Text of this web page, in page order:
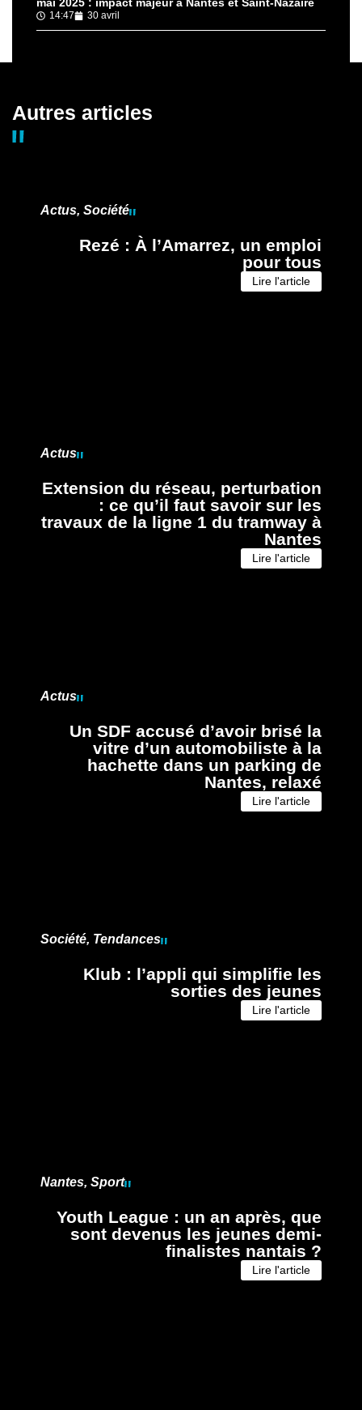
mai 2025 : impact majeur à Nantes et Saint-Nazaire
14:47 30 avril
Autres articles
Actus, Société
Rezé : À l’Amarrez, un emploi
pour tous
Lire l'article
Actus
Extension du réseau, perturbation
: ce qu’il faut savoir sur les
travaux de la ligne 1 du tramway à
Nantes
Lire l'article
Actus
Un SDF accusé d’avoir brisé la
vitre d’un automobiliste à la
hachette dans un parking de
Nantes, relaxé
Lire l'article
Société, Tendances
Klub : l’appli qui simplifie les
sorties des jeunes
Lire l'article
Nantes, Sport
Youth League : un an après, que
sont devenus les jeunes demi-
finalistes nantais ?
Lire l'article